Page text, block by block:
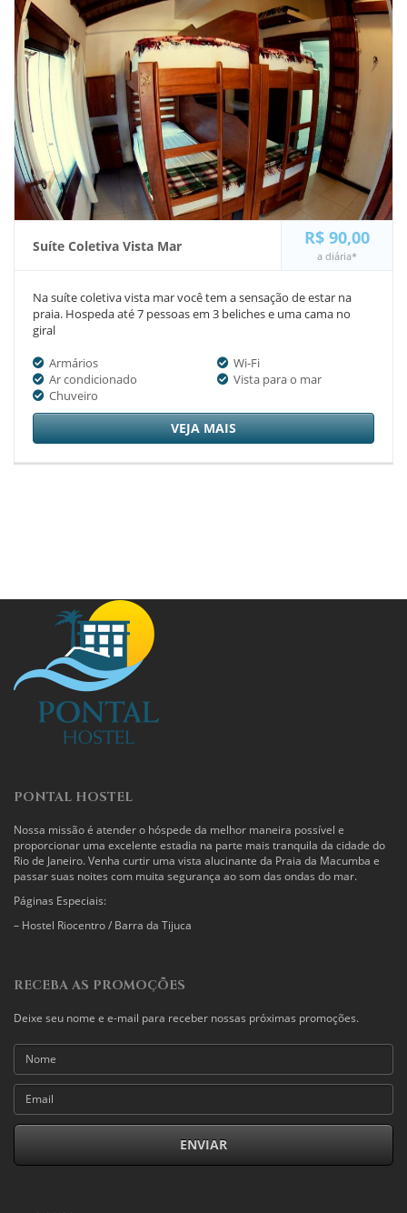
Suíte Coletiva Vista Mar R$ 90,00
a diária*
Na suíte coletiva vista mar você tem a sensação de estar na
praia. Hospeda até 7 pessoas em 3 beliches e uma cama no
giral
Armários
Ar condicionado
Chuveiro
Wi-Fi
Vista para o mar
VEJA MAIS
PONTAL HOSTEL
Nossa missão é atender o hóspede da melhor maneira possível e
proporcionar uma excelente estadia na parte mais tranquila da cidade do
Rio de Janeiro. Venha curtir uma vista alucinante da Praia da Macumba e
passar suas noites com muita segurança ao som das ondas do mar.
Páginas Especiais:
– Hostel Riocentro / Barra da Tijuca
RECEBA AS PROMOÇÕES
Deixe seu nome e e-mail para receber nossas próximas promoções.